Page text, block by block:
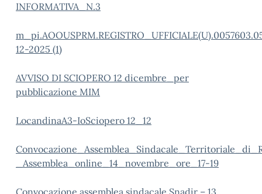
INFORMATIVA_N.3
12-2025 (1)
AVVISO DI SCIOPERO 12 dicembre_per
pubblicazione MIM
LocandinaA3-IoSciopero 12_12
_Assemblea_online_14_novembre_ore_17-19
Convocazione assemblea sindacale Snadir – 13